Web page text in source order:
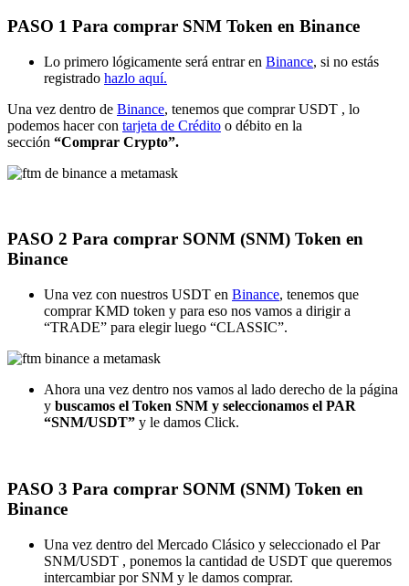
PASO 1 Para comprar SNM Token en Binance
Lo primero lógicamente será entrar en Binance, si no estás
registrado hazlo aquí.
Una vez dentro de Binance, tenemos que comprar USDT , lo
podemos hacer con tarjeta de Crédito o débito en la
sección “Comprar Crypto”.
PASO 2 Para comprar SONM (SNM) Token en
Binance
Una vez con nuestros USDT en Binance, tenemos que
comprar KMD token y para eso nos vamos a dirigir a
“TRADE” para elegir luego “CLASSIC”.
Ahora una vez dentro nos vamos al lado derecho de la página
y buscamos el Token SNM y seleccionamos el PAR
“SNM/USDT” y le damos Click.
PASO 3 Para comprar SONM (SNM) Token en
Binance
Una vez dentro del Mercado Clásico y seleccionado el Par
SNM/USDT , ponemos la cantidad de USDT que queremos
intercambiar por SNM y le damos comprar.